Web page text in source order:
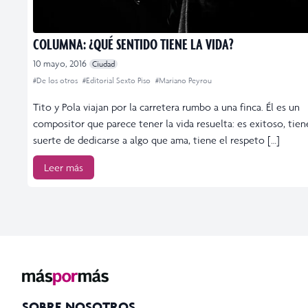
COLUMNA: ¿QUÉ SENTIDO TIENE LA VIDA?
10 mayo, 2016 Ciudad
#De los otros #Editorial Sexto Piso #Mariano Peyrou
Tito y Pola viajan por la carretera rumbo a una finca. Él es un
compositor que parece tener la vida resuelta: es exitoso,
suerte de dedicarse a algo que ama, tiene el respeto […]
Leer más